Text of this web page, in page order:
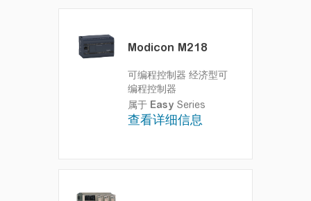
Modicon M218
可编程控制器 经济型可
编程控制器
属于 Easy Series
查看详细信息